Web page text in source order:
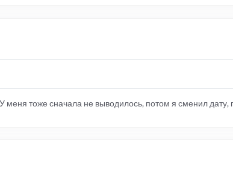
меня тоже сначала не выводилось, потом я сменил дату,